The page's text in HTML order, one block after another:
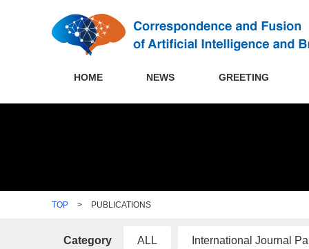
HOME NEWS GREETING
TOP > PUBLICATIONS
Category ALL International Journal